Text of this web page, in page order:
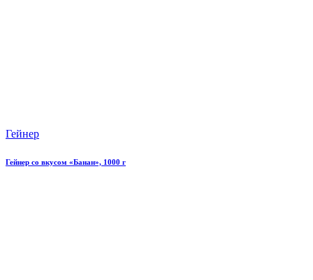
Гейнер
Гейнер со вкусом «Банан», 1000 г